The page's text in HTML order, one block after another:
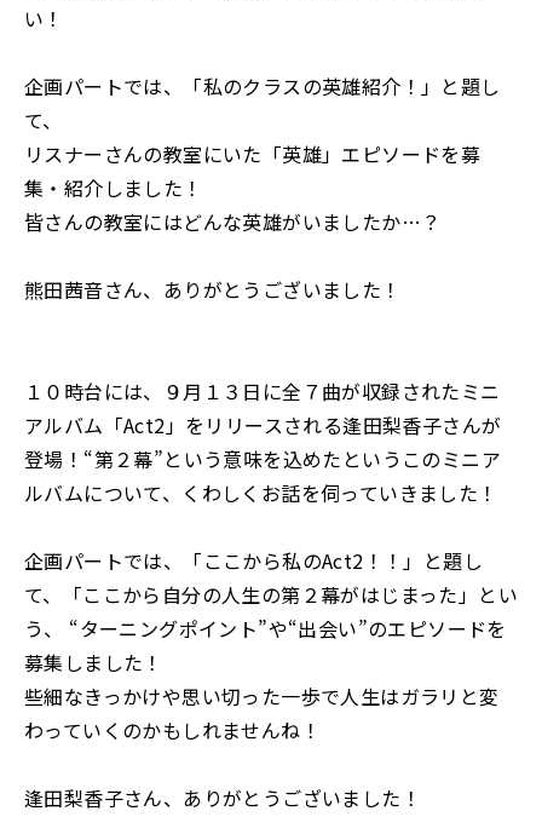
い！
企画パートでは、「私のクラスの英雄紹介！」と題し
て、
リスナーさんの教室にいた「英雄」エピソードを募
集・紹介しました！
皆さんの教室にはどんな英雄がいましたか…？
熊田茜音さん、ありがとうございました！
１０時台には、９月１３日に全７曲が収録されたミニ
アルバム「Act2」をリリースされる逢田梨香子さんが
登場！“第２幕”という意味を込めたというこのミニア
ルバムについて、くわしくお話を伺っていきました！
企画パートでは、「ここから私のAct2！！」と題し
て、「ここから自分の人生の第２幕がはじまった」とい
う、 “ターニングポイント”や“出会い”のエピソードを
募集しました！
些細なきっかけや思い切った一歩で人生はガラリと変
わっていくのかもしれませんね！
逢田梨香子さん、ありがとうございました！